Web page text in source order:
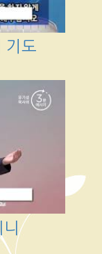
기도